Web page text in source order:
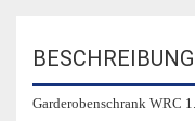
BESCHREIBUNG
Garderobenschrank WRC